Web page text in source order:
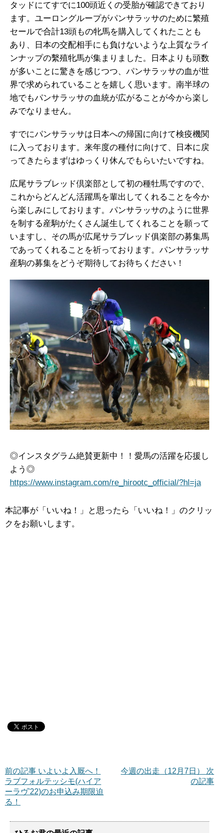
タッドにてすでに100頭近くの受胎が確認できており
ます。ユーロングループがパンサラッサのために繁殖
セールで合計13頭もの牝馬を購入してくれたことも
あり、日本の交配相手にも負けないような上質なライ
ンナップの繫殖牝馬が集まりました。日本よりも頭数
が多いことに驚きを感じつつ、パンサラッサの血が世
界で求められていることを嬉しく思います。南半球の
地でもパンサラッサの血統が広がることが今から楽し
みでなりません。
すでにパンサラッサは日本への帰国に向けて検疫機関
に入っております。来年度の種付に向けて、日本に戻
ってきたらまずはゆっくり休んでもらいたいですね。
広尾サラブレッド倶楽部として初の種牡馬ですので、
これからどんどん活躍馬を輩出してくれることを今か
ら楽しみにしております。パンサラッサのように世界
を制する産駒がたくさん誕生してくれることを願って
いますし、その馬が広尾サラブレッド俱楽部の募集馬
であってくれることを祈っております。パンサラッサ
産駒の募集をどうぞ期待してお待ちください！
◎インスタグラム絶賛更新中！！愛馬の活躍を応援し
よう◎
https://www.instagram.com/re_hirootc_official/?hl=ja
本記事が「いいね！」と思ったら「いいね！」のクリッ
クをお願いします。
今週の出走（12月7日） 次
の記事
前の記事 いよいよ入厩へ！
ラブフォルテッシモ(ハイア
ーラヴ'22)のお申込み期限迫
る！